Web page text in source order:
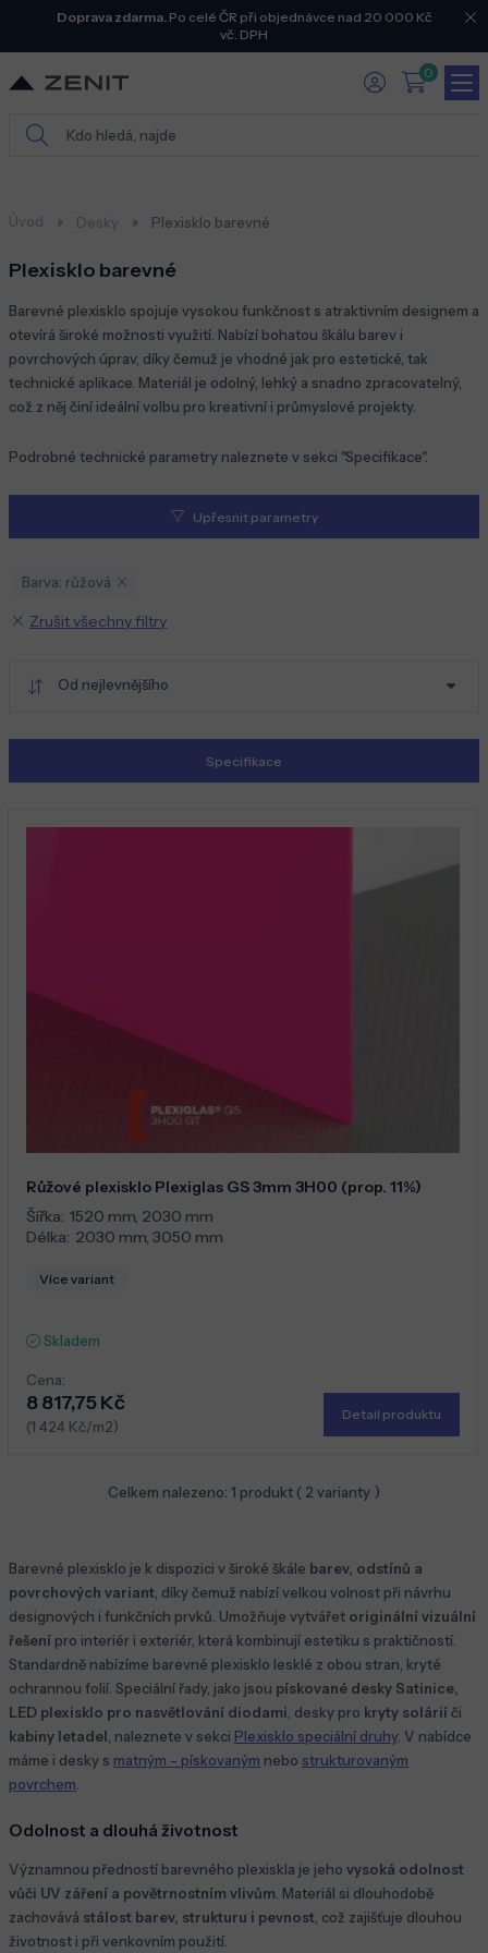
Doprava zdarma.Po celé ČR při objednávce nad 20 000 Kč
vč. DPH
0
Úvod Desky Plexisklo barevné
Plexisklo barevné
Barevné plexisklo spojuje vysokou funkčnost s atraktivním designem a
otevírá široké možnosti využití. Nabízí bohatou škálu barev i
povrchových úprav, díky čemuž je vhodné jak pro estetické, tak
technické aplikace. Materiál je odolný, lehký a snadno zpracovatelný,
což z něj činí ideální volbu pro kreativní i průmyslové projekty.
Podrobné technické parametry naleznete v sekci "Specifikace".
Upřesnit parametry
Barva: růžová
Zrušit všechny filtry
Od nejlevnějšího
Specifikace
Růžové plexisklo Plexiglas GS 3mm 3H00 (prop. 11%)
Šířka: 1520 mm, 2030 mm
Délka: 2030 mm, 3050 mm
Více variant
Skladem
Cena:
8 817,75 Kč
(1 424 Kč/m2)
Detail produktu
Celkem nalezeno: 1 produkt ( 2 varianty )
Barevné plexisklo je k dispozici v široké škále barev, odstínů a
povrchových variant , díky čemuž nabízí velkou volnost při návrhu
designových i funkčních prvků. Umožňuje vytvářet originální vizuální
řešení pro interiér i exteriér, která kombinují estetiku s praktičností.
Standardně nabízíme barevné plexisklo lesklé z obou stran, kryté
ochrannou folií. Speciální řady, jako jsou pískované desky Satinice,
LED plexisklo pro nasvětlování diodami , desky pro kryty soláriíči
kabiny letadel , naleznete v sekci Plexisklo speciální druhy. V nabídce
máme i desky s matným - pískovaným nebo strukturovaným
povrchem
Odolnost a dlouhá životnost
Významnou předností barevného plexiskla je jeho vysoká odolnost
vůči UV záření a povětrnostním vlivům . Materiál si dlouhodobě
zachovává stálost barev, strukturu i pevnost , což zajišťuje dlouhou
životnost i při venkovním použití.